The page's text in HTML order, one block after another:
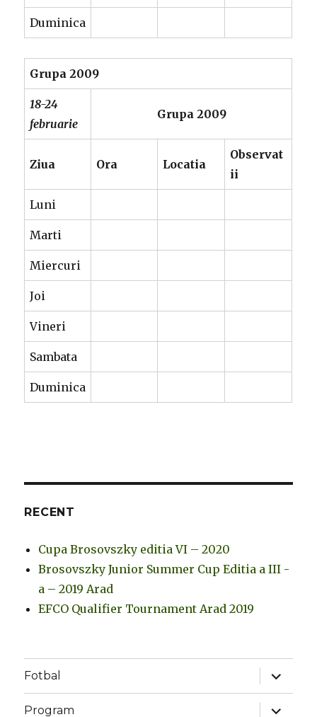
Duminica
Grupa 2009
18-24
februarie
Grupa 2009
Ziua Ora Locatia
Observat
ii
Luni
Marti
Miercuri
Joi
Vineri
Sambata
Duminica
RECENT
Cupa Brosovszky editia VI – 2020
Brosovszky Junior Summer Cup Editia a III -
a – 2019 Arad
EFCO Qualifier Tournament Arad 2019
Fotbal
expand
child
menu
Program
expand